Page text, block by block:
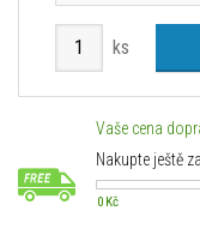
ks
Vaše cena
Nakupte ještě za
0 Kč